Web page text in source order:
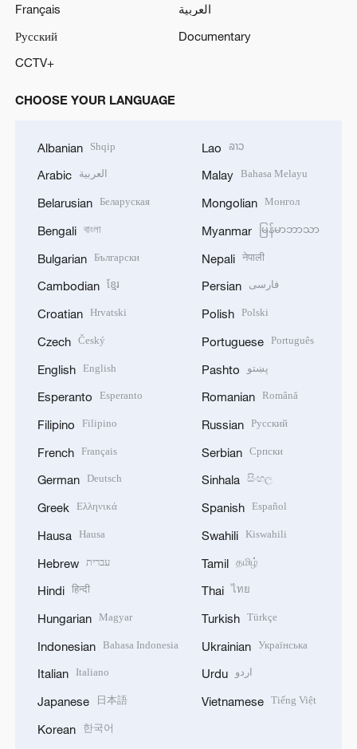
Français
العربية
Русский
Documentary
CCTV+
CHOOSE YOUR LANGUAGE
Albanian Shqip
Arabic العربية
Belarusian Беларуская
Bengali বাংলা
Bulgarian Български
Cambodian ខ្មែរ
Croatian Hrvatski
Czech Český
English English
Esperanto Esperanto
Filipino Filipino
French Français
German Deutsch
Greek Ελληνικά
Hausa Hausa
Hebrew עברית
Hindi हिन्दी
Hungarian Magyar
Indonesian Bahasa Indonesia
Italian Italiano
Japanese 日本語
Korean 한국어
Lao ລາວ
Malay Bahasa Melayu
Mongolian Монгол
Myanmar မြန်မာဘာသာ
Nepali नेपाली
Persian فارسی
Polish Polski
Portuguese Português
Pashto پښتو
Romanian Română
Russian Русский
Serbian Српски
Sinhala සිංහල
Spanish Español
Swahili Kiswahili
Tamil தமிழ்
Thai ไทย
Turkish Türkçe
Ukrainian Українська
Urdu اردو
Vietnamese Tiếng Việt